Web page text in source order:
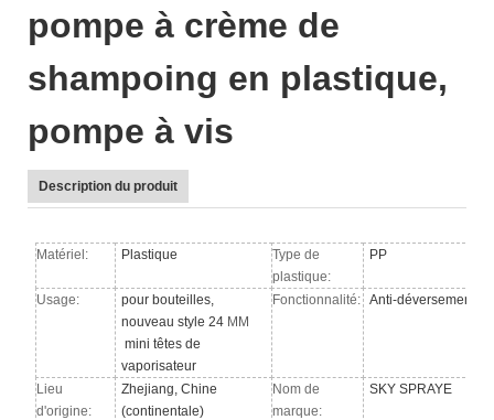
pompe à crème de
shampoing en plastique,
pompe à vis
Description du produit
Matériel: Plastique
Type de
plastique:
PP
Usage:
pour bouteilles,
nouveau style 24 MM
mini têtes de
vaporisateur
Fonctionnalité: Anti-déversement
Lieu
d'origine:
Zhejiang, Chine
(continentale)
Nom de
marque:
SKY SPRAYE